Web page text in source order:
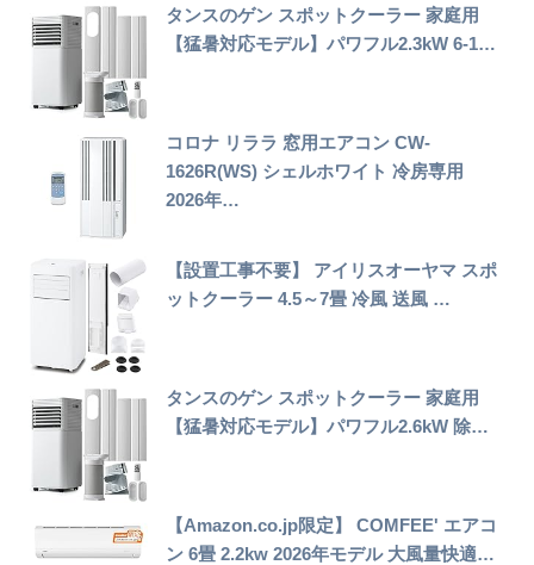
タンスのゲン スポットクーラー 家庭用
【猛暑対応モデル】パワフル2.3kW 6-1…
コロナ リララ 窓用エアコン CW-
1626R(WS) シェルホワイト 冷房専用
2026年…
【設置工事不要】 アイリスオーヤマ スポ
ットクーラー 4.5～7畳 冷風 送風 …
タンスのゲン スポットクーラー 家庭用
【猛暑対応モデル】パワフル2.6kW 除…
【Amazon.co.jp限定】 COMFEE' エアコ
ン 6畳 2.2kw 2026年モデル 大風量快適…